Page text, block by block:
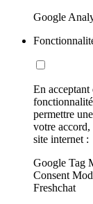
Google
En
permettre
votre accord,
site internet :
Google Tag
Consent
Freshchat